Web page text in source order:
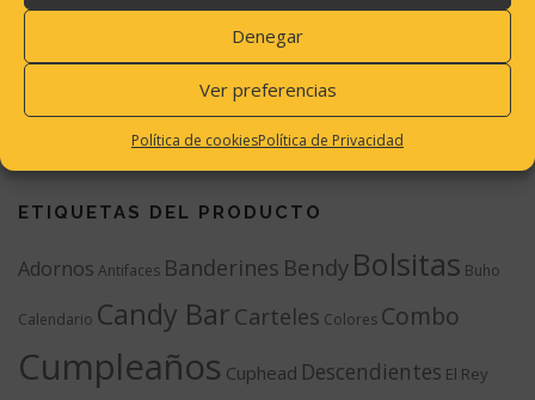
Denegar
Ver preferencias
Política de cookiesPolítica de Privacidad
Buscar:
ETIQUETAS DEL PRODUCTO
Adornos Antifaces Banderines Bendy Bolsitas Buho
Calendario Candy Bar Carteles Colores Combo
Cumpleaños Cuphead Descendientes El Rey